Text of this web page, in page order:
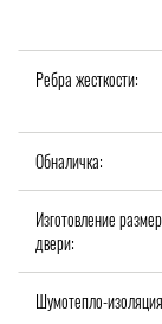
Ребра жесткости:
Обналичка:
Изготовление
двери:
Шумотепло-